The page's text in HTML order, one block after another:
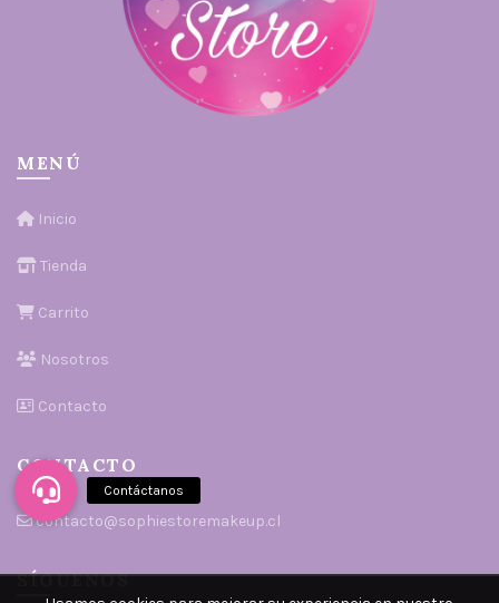
MENÚ
Inicio
Tienda
Carrito
Nosotros
Contacto
CONTACTO
contacto@sophiestoremakeup.cl
SÍGUENOS